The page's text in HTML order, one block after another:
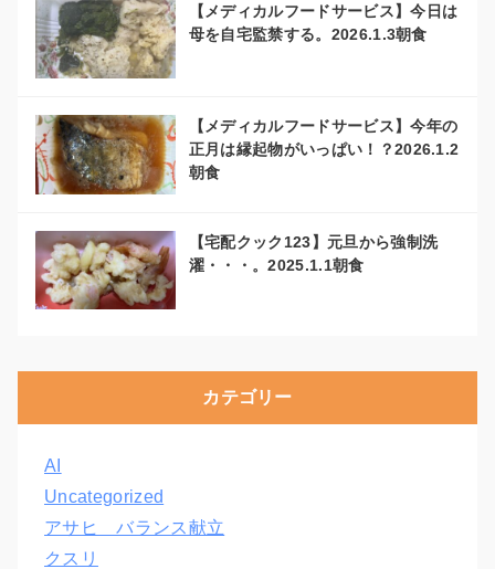
【メディカルフードサービス】今日は
母を自宅監禁する。2026.1.3朝食
【メディカルフードサービス】今年の
正月は縁起物がいっぱい！？2026.1.2
朝食
【宅配クック123】元旦から強制洗
濯・・・。2025.1.1朝食
カテゴリー
AI
Uncategorized
アサヒ バランス献立
クスリ